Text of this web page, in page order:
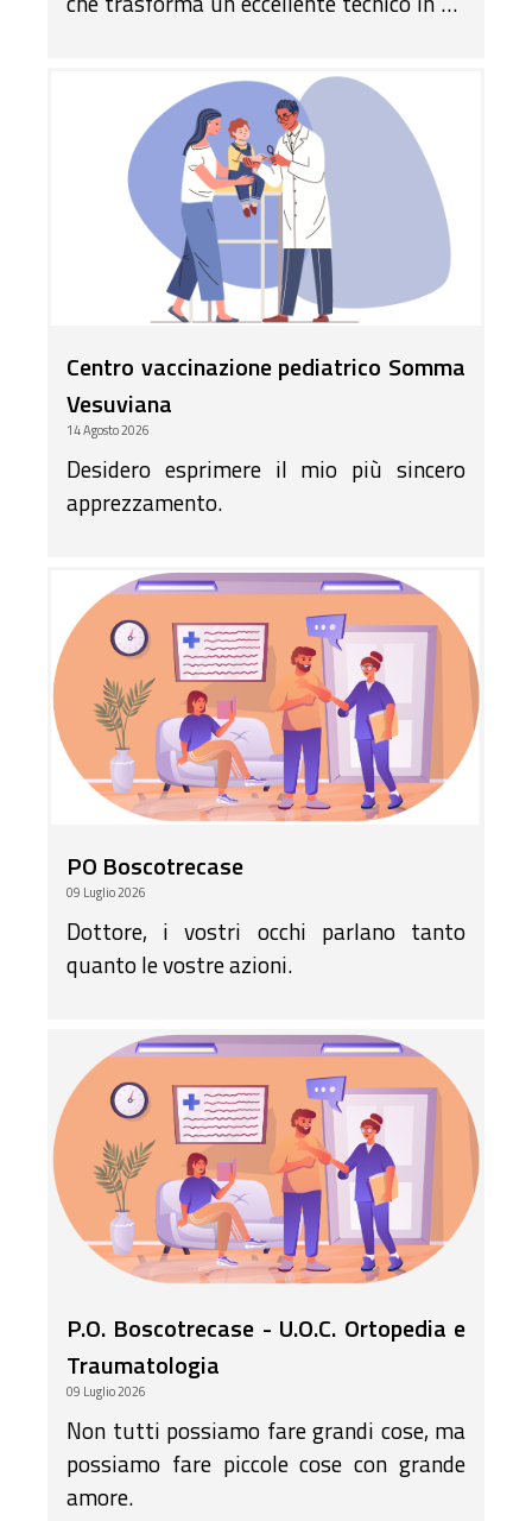
Centro vaccinazione pediatrico Somma
Vesuviana
14 Agosto 2026
Desidero esprimere il mio più sincero
apprezzamento.
PO Boscotrecase
09 Luglio 2026
Dottore, i vostri occhi parlano tanto
quanto le vostre azioni.
P.O. Boscotrecase - U.O.C. Ortopedia e
Traumatologia
09 Luglio 2026
Non tutti possiamo fare grandi cose, ma
possiamo fare piccole cose con grande
amore.